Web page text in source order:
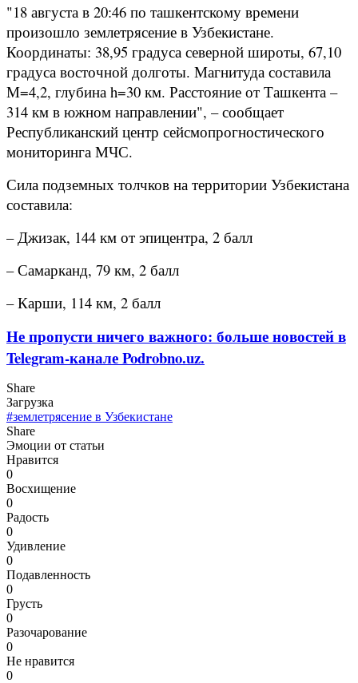
"18 августа в 20:46 по ташкентскому времени
произошло землетрясение в Узбекистане.
Координаты: 38,95 градуса северной широты, 67,10
градуса восточной долготы. Магнитуда составила
М=4,2, глубина h=30 км. Расстояние от Ташкента –
314 км в южном направлении", – сообщает
Республиканский центр сейсмопрогностического
мониторинга МЧС.
Сила подземных толчков на территории Узбекистана
составила:
– Джизак, 144 км от эпицентра, 2 балл
– Самарканд, 79 км, 2 балл
– Карши, 114 км, 2 балл
Не пропусти ничего важного: больше новостей в
Telegram-канале Podrobno.uz.
Share
Загрузка
#землетрясение в Узбекистане
Share
Эмоции от статьи
Нравится
0
Восхищение
0
Радость
0
Удивление
0
Подавленность
0
Грусть
0
Разочарование
0
Не нравится
0